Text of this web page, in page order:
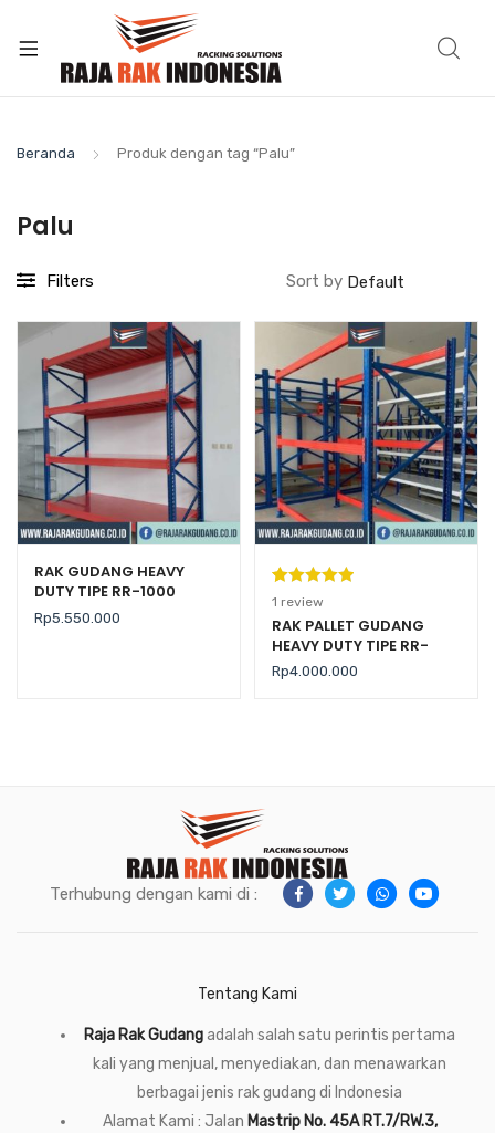
Beranda Produk dengan tag “Palu”
Palu
Filters Sort by
RAK GUDANG HEAVY
DUTY TIPE RR-1000
Rp5.550.000
Peringkat
5.00dari 5
berdasarka
n
1
penilaian
1 review
RAK PALLET GUDANG
HEAVY DUTY TIPE RR-
2000 KAPASITAS 2 TON /
LEVEL
Rp4.000.000
Terhubung dengan kami di :
Tentang Kami
Raja Rak Gudangadalah salah satu perintis pertama
kali yang menjual, menyediakan, dan menawarkan
berbagai jenis rak gudang di Indonesia
Alamat Kami : Jalan Mastrip No. 45A RT.7/RW.3,